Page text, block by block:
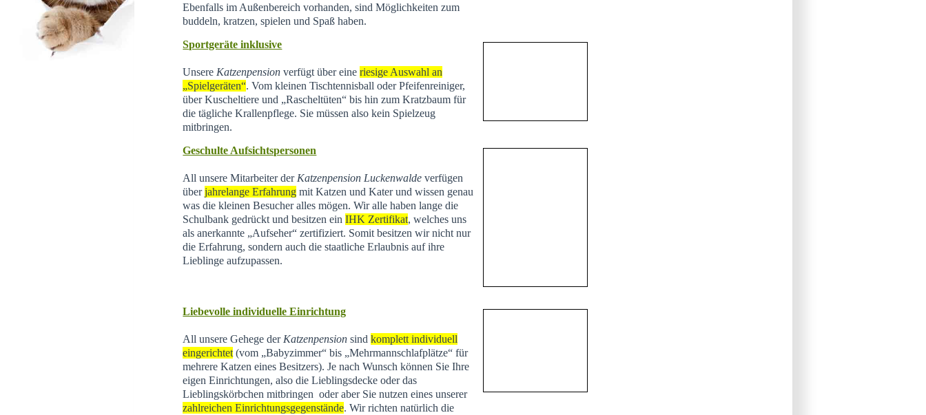
Ebenfalls im Außenbereich vorhanden, sind Möglichkeiten zum
buddeln, kratzen, spielen und Spaß haben.
Sportgeräte inklusive
Unsere Katzenpension verfügt über eineriesige Auswahl an
„Spielgeräten“. Vom kleinen Tischtennisball oder Pfeifenreiniger,
über Kuscheltiere und „Rascheltüten“ bis hin zum Kratzbaum für
die tägliche Krallenpflege. Sie müssen also kein Spielzeug
mitbringen.
Geschulte Aufsichtspersonen
All unsere Mitarbeiter der Katzenpension Luckenwalde verfügen
überjahrelange Erfahrung mit Katzen und Kater und wissen genau
was die kleinen Besucher alles mögen. Wir alle haben lange die
Schulbank gedrückt und besitzen einIHK Zertifikat, welches uns
als anerkannte „Aufseher“ zertifiziert. Somit besitzen wir nicht nur
die Erfahrung, sondern auch die staatliche Erlaubnis auf ihre
Lieblinge aufzupassen.
Liebevolle individuelle Einrichtung
All unsere Gehege der Katzenpension sindkomplett individuell
eingerichtet (vom „Babyzimmer“ bis „Mehrmannschlafplätze“ für
mehrere Katzen eines Besitzers). Je nach Wunsch können Sie Ihre
eigen Einrichtungen, also die Lieblingsdecke oder das
Lieblingskörbchen mitbringen oder aber Sie nutzen eines unserer
zahlreichen Einrichtungsgegenstände. Wir richten natürlich die